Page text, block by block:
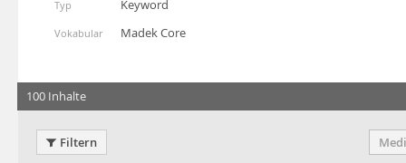
Typ Keyword
Vokabular Madek Core
100 Inhalte
Filtern